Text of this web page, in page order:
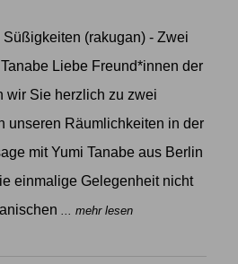
(rakugan) - Zwei
Liebe Freund*innen der
wir Sie herzlich zu zwei
unseren Räumlichkeiten in der
mit Yumi Tanabe aus Berlin
einmalige Gelegenheit nicht
... mehr lesen